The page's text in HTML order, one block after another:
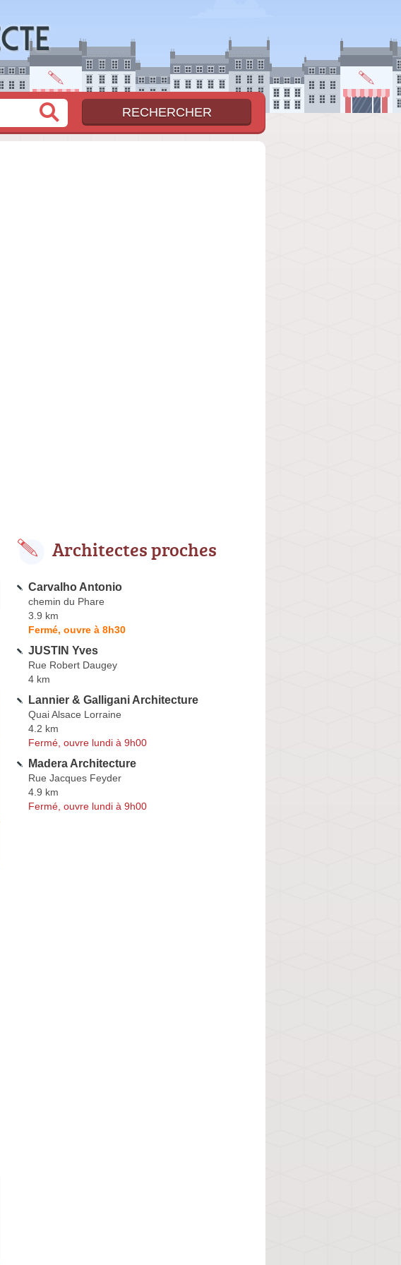
Architectes proches
Carvalho Antonio
chemin du Phare
3.9 km
Fermé, ouvre à 8h30
JUSTIN Yves
Rue Robert Daugey
4 km
Lannier & Galligani Architecture
Quai Alsace Lorraine
4.2 km
Fermé, ouvre lundi à 9h00
Madera Architecture
Rue Jacques Feyder
4.9 km
Fermé, ouvre lundi à 9h00